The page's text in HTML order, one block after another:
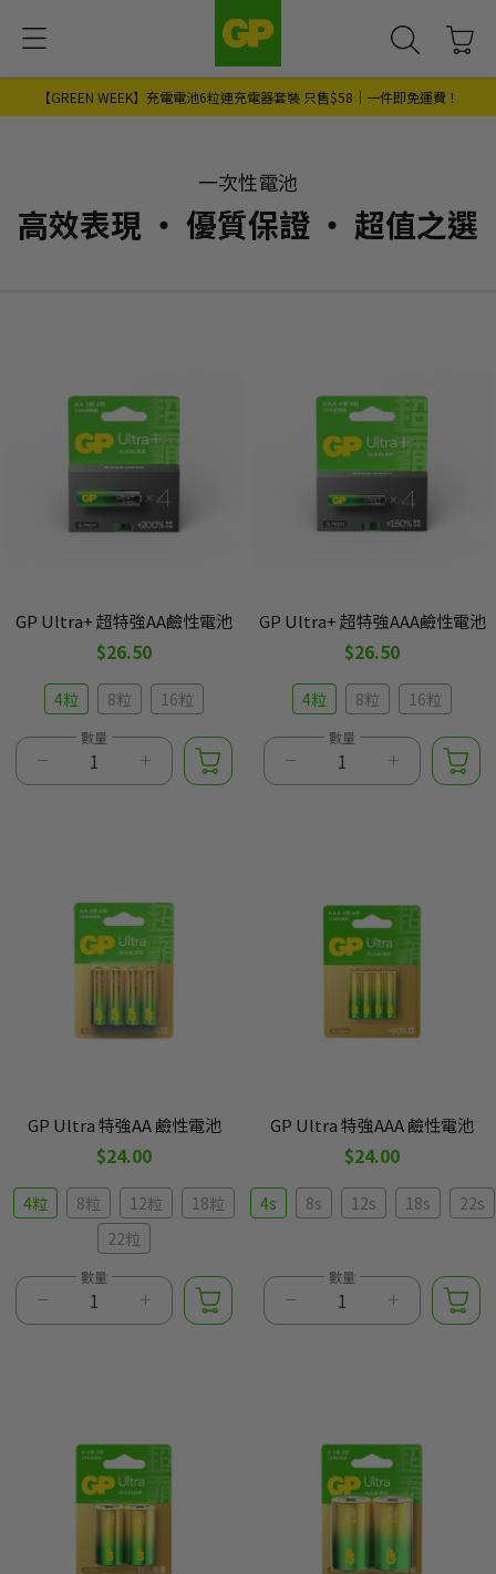
【GREEN WEEK】充電電池6粒連充電器套裝 只售$58｜一件即免運費！
一次性電池
高效表現 ‧ 優質保證 ‧ 超值之選
GP Ultra+ 超特強AA鹼性電池
$26.50
4粒 8粒 16粒
數量
GP Ultra+ 超特強AAA鹼性電池
$26.50
4粒 8粒 16粒
數量
GP Ultra 特強AA 鹼性電池
$24.00
4粒 8粒 12粒
18粒
22粒
數量
GP Ultra 特強AAA 鹼性電池
$24.00
4s 8s 12s 18s 22s
數量